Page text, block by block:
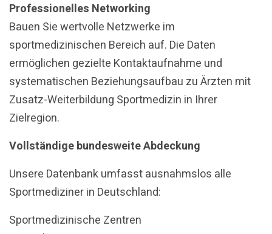
Professionelles Networking
Bauen Sie wertvolle Netzwerke im
sportmedizinischen Bereich auf. Die Daten
ermöglichen gezielte Kontaktaufnahme und
systematischen Beziehungsaufbau zu Ärzten mit
Zusatz-Weiterbildung Sportmedizin in Ihrer
Zielregion.
Vollständige bundesweite Abdeckung
Unsere Datenbank umfasst ausnahmslos alle
Sportmediziner in Deutschland:
Sportmedizinische Zentren